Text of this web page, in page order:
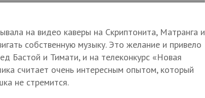
на видео каверы на Скриптонита, Матранга и
собственную музыку. Это желание и привело
Бастой и Тимати, и на телеконкурс «Новая
считает очень интересным опытом, который
не стремится.